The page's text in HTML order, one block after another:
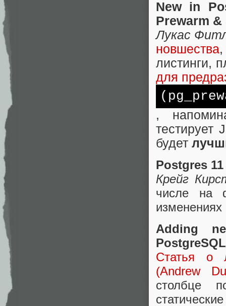
New in
Prewarm
Лукас
новшества
листинги,
для
,
тестирует
будет
Postgres
Крейг
числе на
Adding
Статья о
(Andrew
столбце